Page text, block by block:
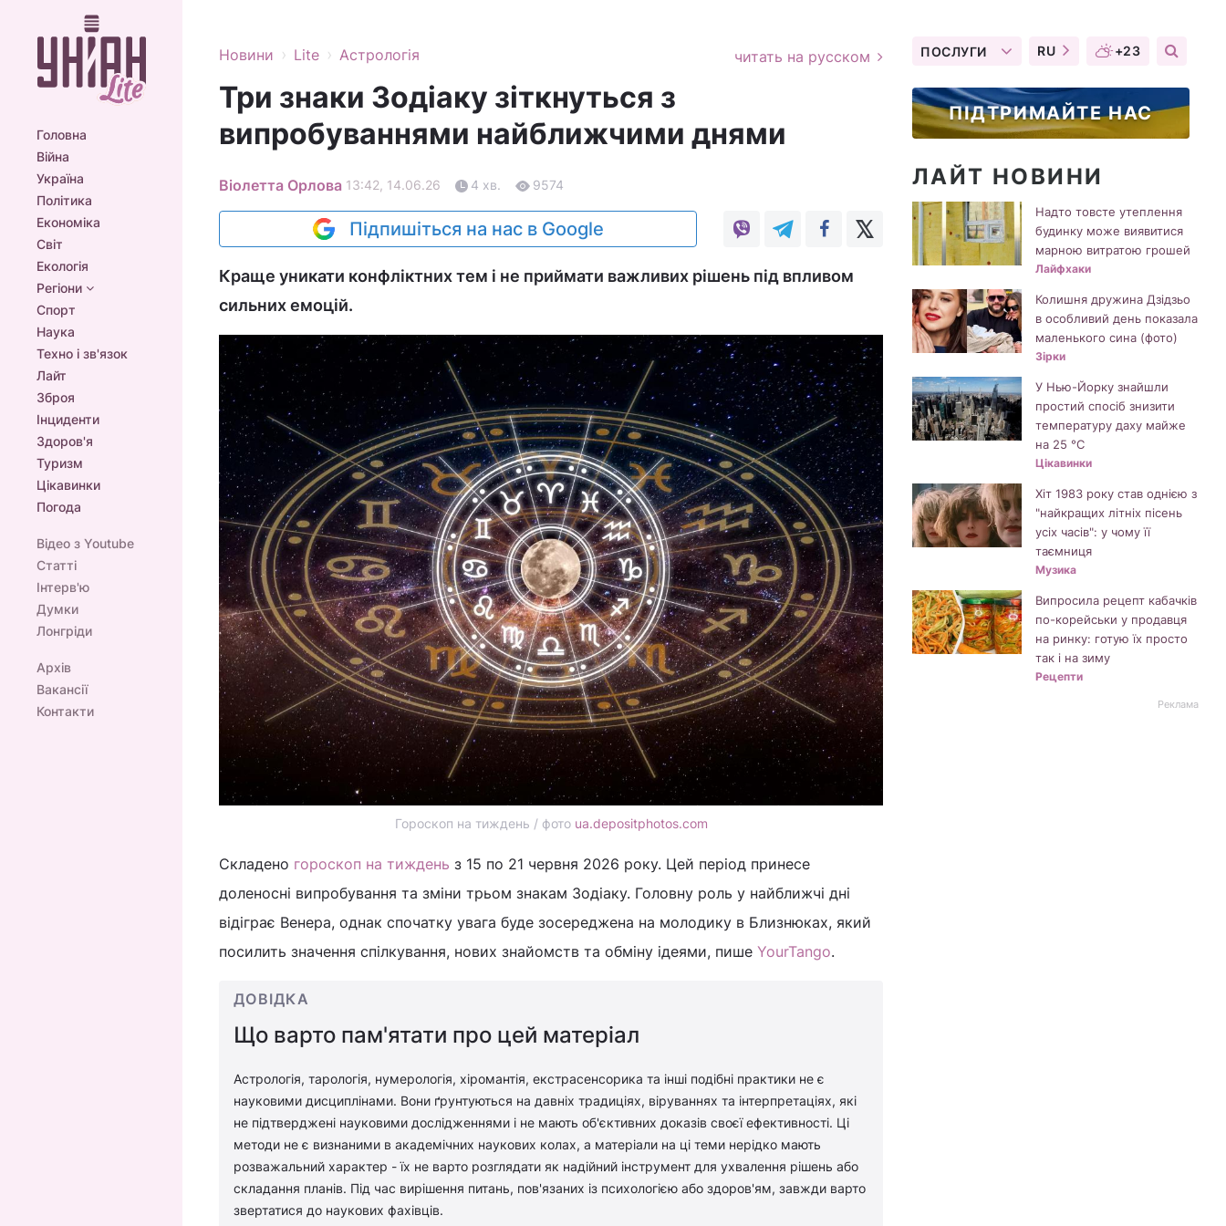
Головна
Війна
Україна
Політика
Економіка
Світ
Екологія
Регіони
Спорт
Наука
Техно і зв'язок
Лайт
Зброя
Інциденти
Здоров'я
Туризм
Цікавинки
Погода
Відео з Youtube
Статті
Інтерв'ю
Думки
Лонгріди
Архів
Вакансії
Контакти
Новини › Lite › Астрологія читать на русском
Три знаки Зодіаку зіткнуться з
випробуваннями найближчими днями
Віолетта Орлова 13:42, 14.06.26 4 хв. 9574
Підпишіться на нас в Google
Краще уникати конфліктних тем і не приймати важливих рішень під впливом
сильних емоцій.
Гороскоп на тиждень / фото ua.depositphotos.com
Складено гороскоп на тиждень з 15 по 21 червня 2026 року. Цей період принесе
доленосні випробування та зміни трьом знакам Зодіаку. Головну роль у найближчі дні
відіграє Венера, однак спочатку увага буде зосереджена на молодику в Близнюках, який
посилить значення спілкування, нових знайомств та обміну ідеями, пише YourTango.
ДОВІДКА
Що варто пам'ятати про цей матеріал
Астрологія, тарологія, нумерологія, хіромантія, екстрасенсорика та інші подібні практики не є
науковими дисциплінами. Вони ґрунтуються на давніх традиціях, віруваннях та інтерпретаціях, які
не підтверджені науковими дослідженнями і не мають об'єктивних доказів своєї ефективності. Ці
методи не є визнаними в академічних наукових колах, а матеріали на ці теми нерідко мають
розважальний характер - їх не варто розглядати як надійний інструмент для ухвалення рішень або
складання планів. Під час вирішення питань, пов'язаних із психологією або здоров'ям, завжди варто
звертатися до наукових фахівців.
ПОСЛУГИ RU +23
ПІДТРИМАЙТЕ НАС
ЛАЙТ НОВИНИ
Надто товсте утеплення
будинку може виявитися
марною витратою грошей
Лайфхаки
Колишня дружина Дзідзьо
в особливий день показала
маленького сина (фото)
Зірки
У Нью-Йорку знайшли
простий спосіб знизити
температуру даху майже
на 25 °C
Цікавинки
Хіт 1983 року став однією з
"найкращих літніх пісень
усіх часів": у чому її
таємниця
Музика
Випросила рецепт кабачків
по-корейськи у продавця
на ринку: готую їх просто
так і на зиму
Рецепти
Реклама